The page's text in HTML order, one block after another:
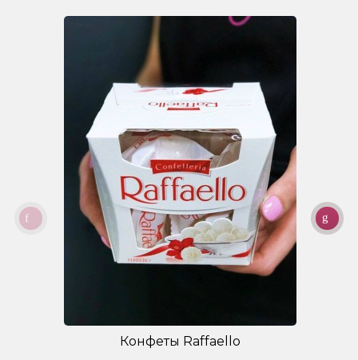
Конфеты Raffaello